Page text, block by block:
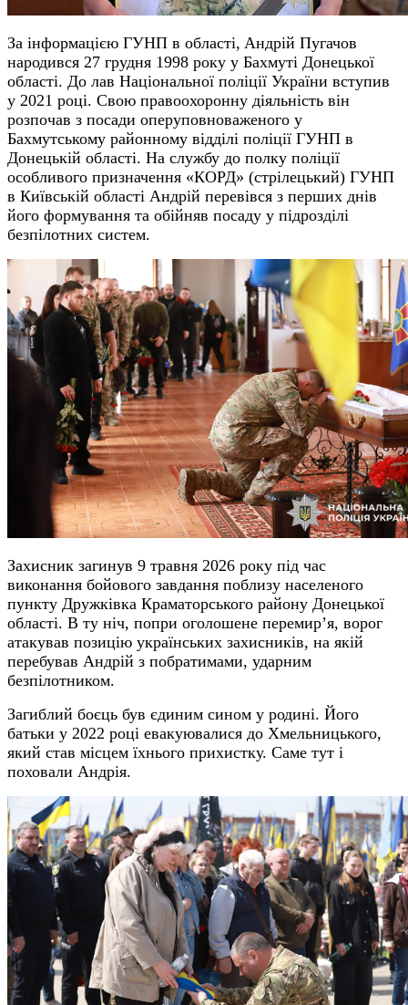
За інформацією ГУНП в області, Андрій Пугачов
народився 27 грудня 1998 року у Бахмуті Донецької
області. До лав Національної поліції України вступив
у 2021 році. Свою правоохоронну діяльність він
розпочав з посади оперуповноваженого у
Бахмутському районному відділі поліції ГУНП в
Донецькій області. На службу до полку поліції
особливого призначення «КОРД» (стрілецький) ГУНП
в Київській області Андрій перевівся з перших днів
його формування та обійняв посаду у підрозділі
безпілотних систем.
Захисник загинув 9 травня 2026 року під час
виконання бойового завдання поблизу населеного
пункту Дружківка Краматорського району Донецької
області. В ту ніч, попри оголошене перемир’я, ворог
атакував позицію українських захисників, на якій
перебував Андрій з побратимами, ударним
безпілотником.
Загиблий боєць був єдиним сином у родині. Його
батьки у 2022 році евакуювалися до Хмельницького,
який став місцем їхнього прихистку. Саме тут і
поховали Андрія.